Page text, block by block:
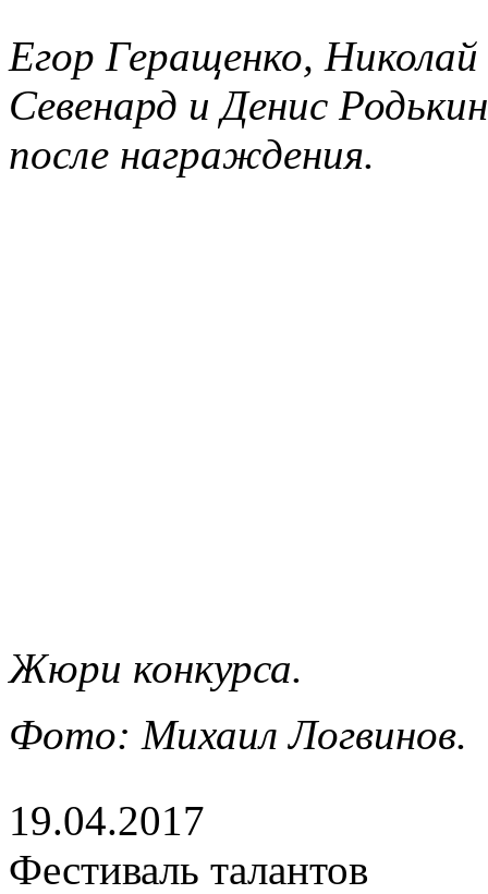
Егор Геращенко,
Севенард и Денис
после награждения.
Жюри конкурса.
Фото: Михаил Логвинов.
19.04.2017
Фестиваль талантов